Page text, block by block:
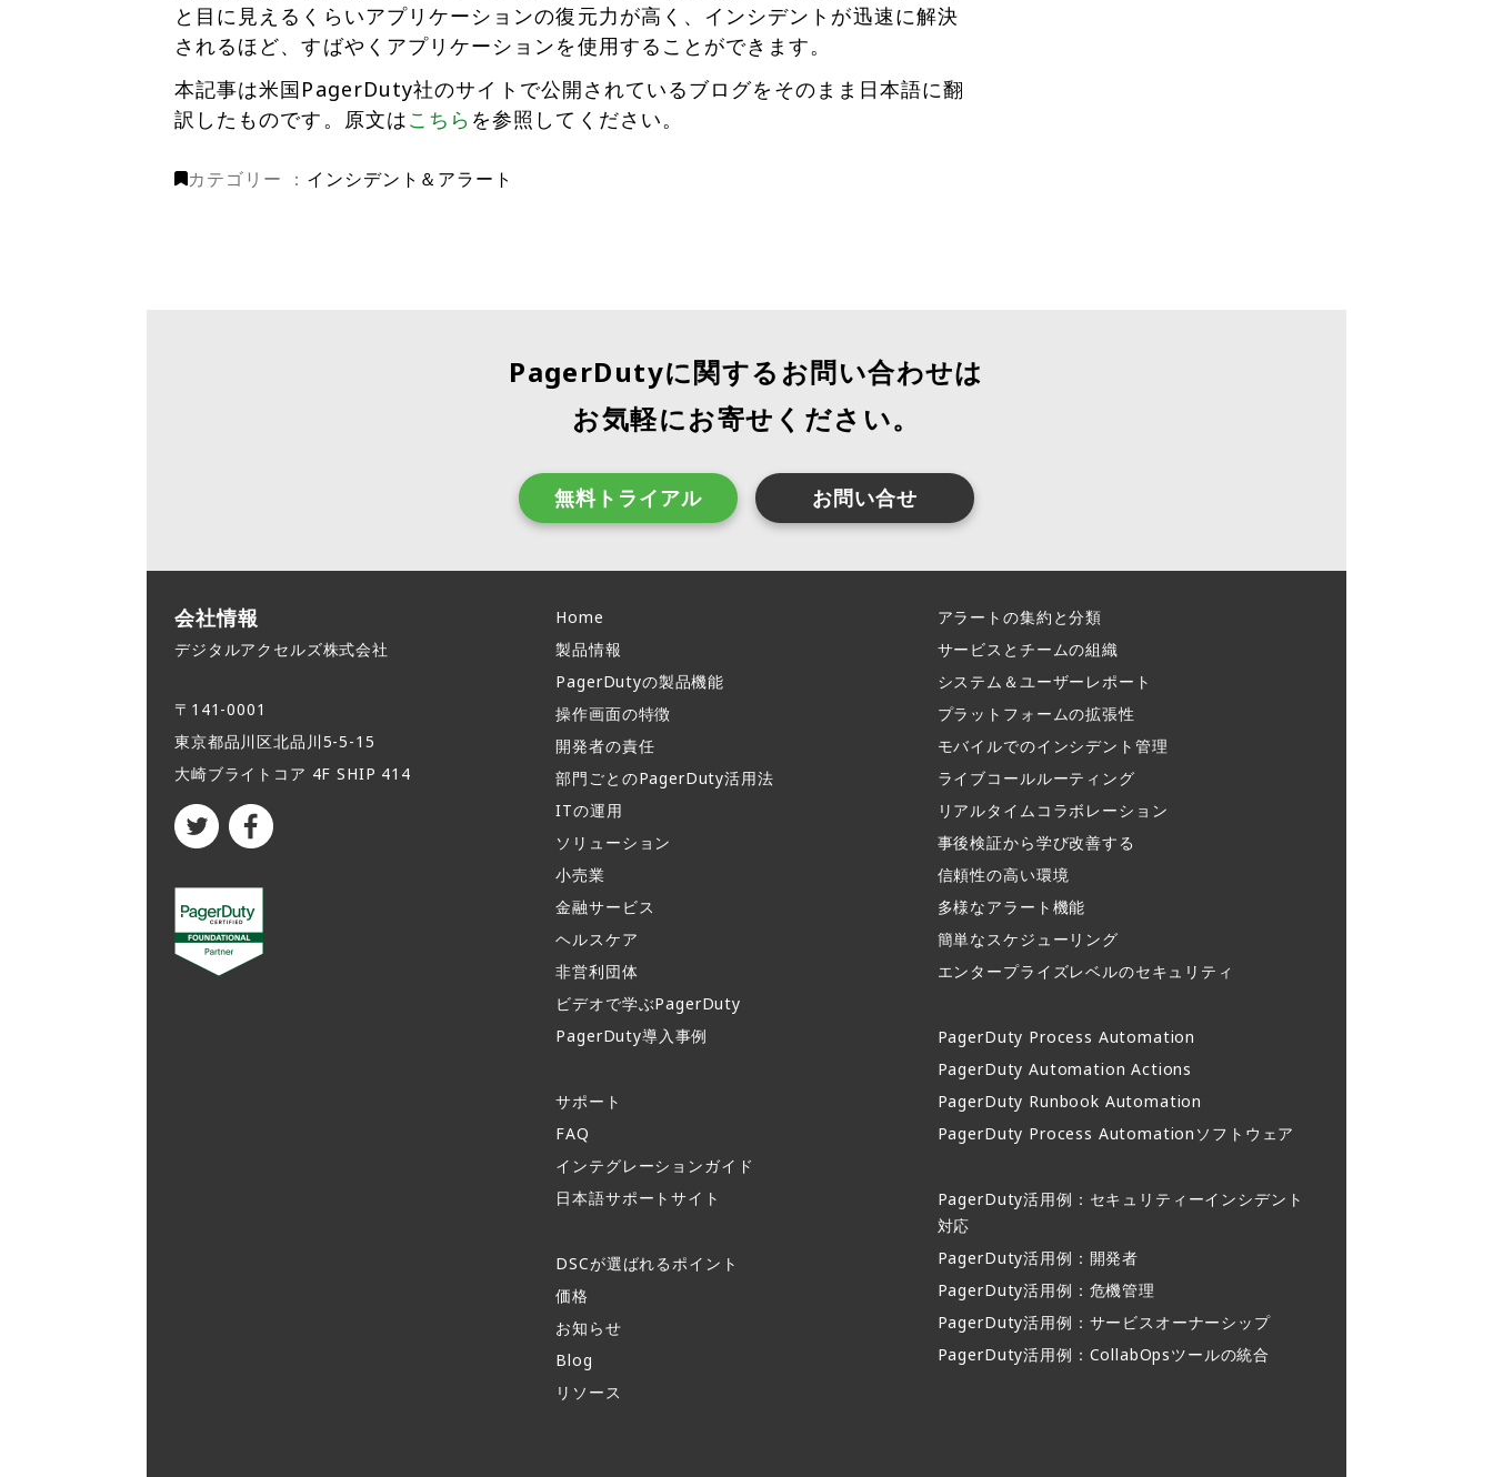
と目に見えるくらいアプリケーションの復元力が高く、インシデントが迅速に解決
されるほど、すばやくアプリケーションを使用することができます。
本記事は米国PagerDuty社のサイトで公開されているブログをそのまま日本語に翻
訳したものです。原文はこちら を参照してください。
カテゴリー ： インシデント＆アラート
PagerDutyに関するお問い合わせは
お気軽にお寄せください。
無料トライアル お問い合せ
会社情報
デジタルアクセルズ株式会社
〒141-0001
東京都品川区北品川5-5-15​
大崎ブライトコア 4F SHIP 414
Home
製品情報​
PagerDutyの製品機能​
操作画面の特徴​
開発者の責任
部門ごとのPagerDuty活用法​
ITの運用​
ソリューション
小売業
金融サービス
ヘルスケア
非営利団体
ビデオで学ぶPagerDuty
PagerDuty導入事例​
サポート​
FAQ​
インテグレーションガイド​
日本語サポートサイト​
DSCが選ばれるポイント
価格
お知らせ​
Blog
リソース
アラートの集約と分類​
サービスとチームの組織​
システム＆ユーザーレポート​
プラットフォームの拡張性
モバイルでのインシデント管理​
ライブコールルーティング​
リアルタイムコラボレーション​
事後検証から学び改善する
信頼性の高い環境​
多様なアラート機能​
簡単なスケジューリング​
エンタープライズレベルのセキュリティ
PagerDuty Process Automation
PagerDuty Automation Actions
PagerDuty Runbook Automation
PagerDuty Process Automationソフトウェア
PagerDuty活用例：セキュリティーインシデント
対応
PagerDuty活用例：開発者
PagerDuty活用例：危機管理
PagerDuty活用例：サービスオーナーシップ
PagerDuty活用例：CollabOpsツールの統合